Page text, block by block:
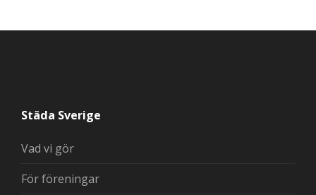
Städa Sverige
Vad vi gör
För föreningar